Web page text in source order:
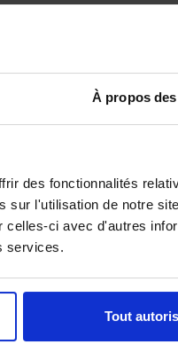
À propos
des fonctionnalités
sur l'utilisation de notre
celles-ci avec d'autres
services.
Tout
?
être